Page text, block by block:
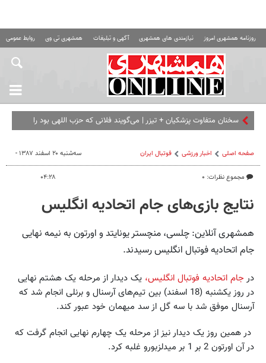
روزنامه همشهری امروز نیازمندی های همشهری آگهی و تبلیغات همشهری تی وی روابط عمومی
سخنان متفاوت پزشکیان + تیزر | می‌گویند فلانی که حزب اللهی بود را
صفحه اصلی اخبار ورزشی فوتبال ايران
مجموع نظرات: ۰
سه‌شنبه ۲۰ اسفند ۱۳۸۷ -
۰۴:۲۸
نتایج بازی‌های جام اتحادیه انگلیس
همشهری آنلاین: چلسی، منچستر یونایتد و اورتون به نیمه نهایی
جام اتحادیه فوتبال انگلیس رسیدند.
درجام اتحادیه فوتبال انگلیس، یک دیدار از مرحله یک هشتم نهایی
در روز یکشنبه (18 اسفند) بین تیم‌های آرسنال و برنلی انجام شد که
آرسنال موفق شد با سه گل از سد میهمان خود عبور کند.
در همین روز یک دیدار نیز از مرحله یک چهارم نهایی انجام گرفت که
در آن اورتون 2 بر 1 بر میدلزبورو غلبه کرد.